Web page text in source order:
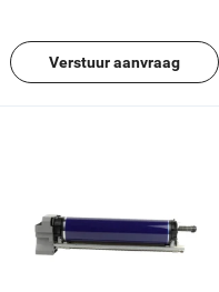
Verstuur aanvraag